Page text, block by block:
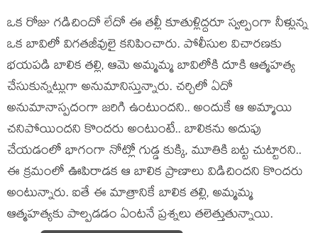
ఒక రోజు గడిచిందో లేదో ఈ తల్లీ కూతుళ్లిద్దరూ స్వల్పంగా నీళ్లున్న
ఒక బావిలో విగతజీవులై కనిపించారు. పోలీసుల విచారణకు
భయపడి బాలిక తల్లి, ఆమె అమ్మమ్మ బావిలోకి దూకి ఆత్మహత్య
చేసుకున్నట్లుగా అనుమానిస్తున్నారు. చర్చిలో ఏదో
అనుమానాస్పదంగా జరిగి ఉంటుందని.. అందుకే ఆ అమ్మాయి
చనిపోయిందని కొందరు అంటుంటే.. బాలికను అదుపు
చేయడంలో భాగంగా నోట్లో గుడ్డ కుక్కి, మూతికి బట్ట చుట్టారని..
ఈ క్రమంలో ఊపిరాడక ఆ బాలిక ప్రాణాలు విడిచిందని కొందరు
అంటున్నారు. ఐతే ఈ మాత్రానికే బాలిక తల్లి, అమ్మమ్మ
ఆత్మహత్యకు పాల్పడడం ఏంటనే ప్రశ్నలు తలెత్తుతున్నాయి.